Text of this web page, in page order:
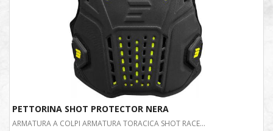
PETTORINA SHOT PROTECTOR NERA
ARMATURA A COLPI ARMATURA TORACICA SHOT RACE...